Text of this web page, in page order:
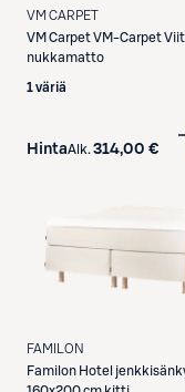
VM CARPET
VM CarpetVM-Carpet
nukkamatto
1 väriä
HintaAlk. 314,00 €
FAMILON
Familon Hotel